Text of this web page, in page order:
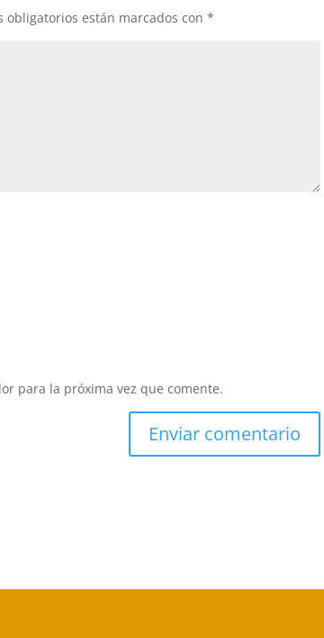
obligatorios están marcados con*
para la próxima vez que comente.